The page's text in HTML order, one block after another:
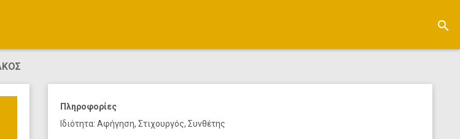
search
Πληροφορίες
Ιδιότητα: Αφήγηση, Στιχουργός, Συνθέτης